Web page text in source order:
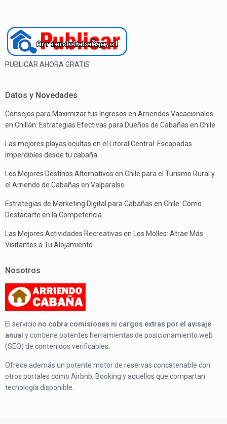
PUBLICAR AHORA GRATIS
Datos y Novedades
Consejos para Maximizar tus Ingresos en Arriendos Vacacionales
en Chillán: Estrategias Efectivas para Dueños de Cabañas en Chile
Las mejores playas ocultas en el Litoral Central: Escapadas
imperdibles desde tu cabaña
Los Mejores Destinos Alternativos en Chile para el Turismo Rural y
el Arriendo de Cabañas en Valparaíso
Estrategias de Marketing Digital para Cabañas en Chile: Cómo
Destacarte en la Competencia
Las Mejores Actividades Recreativas en Los Molles: Atrae Más
Visitantes a Tu Alojamiento
Nosotros
El servicio no cobra comisiones ni cargos extras por el avisaje
anual y contiene potentes herramientas de posicionamiento web
(SEO) de contenidos verificables.
Ofrece además un potente motor de reservas concatenable con
otros portales como Airbnb, Booking y aquellos que compartan
tecnología disponible.